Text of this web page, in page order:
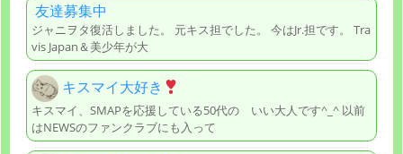
友達募集中
ジャニヲタ復活しました。 元キス担でした。 今はJr.担です。 Tra
vis Japan＆美少年が大
キスマイ大好き
キスマイ、SMAPを応援している50代の いい大人です^_^ 以前
はNEWSのファンクラブにも入って